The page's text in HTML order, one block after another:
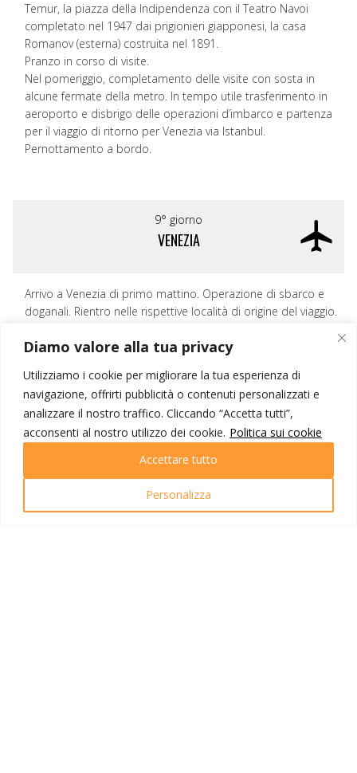
Diamo valore alla tua privacy
Utilizziamo i cookie per migliorare la tua esperienza di
navigazione, offrirti pubblicità o contenuti personalizzati e
analizzare il nostro traffico. Cliccando “Accetta tutti”,
acconsenti al nostro utilizzo dei cookie. Politica sui cookie
Personalizza
Accettare tutto
Temur, la piazza della Indipendenza con il Teatro Navoi
completato nel 1947 dai prigionieri giapponesi, la casa
Romanov (esterna) costruita nel 1891.
Pranzo in corso di visite.
Nel pomeriggio, completamento delle visite con sosta in
alcune fermate della metro. In tempo utile trasferimento in
aeroporto e disbrigo delle operazioni d’imbarco e partenza
per il viaggio di ritorno per Venezia via Istanbul.
Pernottamento a bordo.
9° giorno
VENEZIA
Arrivo a Venezia di primo mattino. Operazione di sbarco e
doganali. Rientro nelle rispettive località di origine del viaggio.
NOTE VIAGGIO
La quota include
Viaggio aereo con voli di linea Turkish